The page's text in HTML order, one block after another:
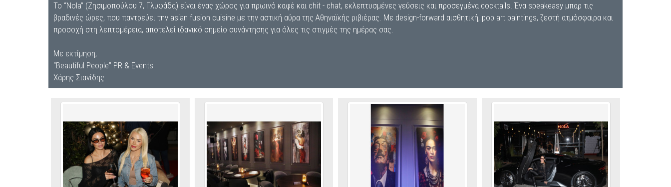
Το “Nola” (Ζησιμοπούλου 7, Γλυφάδα) είναι ένας χώρος για πρωινό καφέ και chit - chat, εκλεπτυσμένες γεύσεις και προσεγμένα cocktails. Ένα speakeasy μπαρ τις
βραδινές ώρες, που παντρεύει την asian fusion cuisine με την αστική αύρα της Αθηναϊκής ριβιέρας. Με design-forward αισθητική, pop art paintings, ζεστή ατμόσφαιρα και
προσοχή στη λεπτομέρεια, αποτελεί ιδανικό σημείο συνάντησης για όλες τις στιγμές της ημέρας σας.
Με εκτίμηση,
“Beautiful People” PR & Events
Χάρης Σιανίδης